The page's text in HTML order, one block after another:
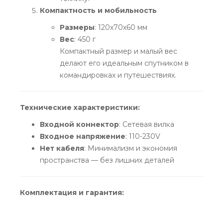
Компактность и мобильность
Размеры: 120x70x60 мм
Вес: 450 г
Компактный размер и малый вес
делают его идеальным спутником в
командировках и путешествиях.
Технические характеристики:
Входной коннектор: Сетевая вилка
Входное напряжение: 110-230V
Нет кабеля: Минимализм и экономия
пространства — без лишних деталей
Комплектация и гарантия: